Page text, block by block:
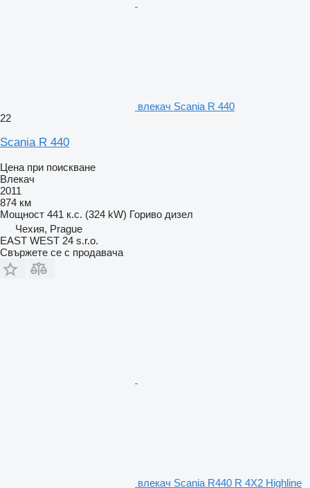
влекач Scania R 440
22
Scania R 440
Цена при поискване
Влекач
2011
874 км
Мощност 441 к.с. (324 kW) Гориво дизел
Чехия, Prague
EAST WEST 24 s.r.o.
Свържете се с продавача
влекач Scania R440 R 4X2 Highline